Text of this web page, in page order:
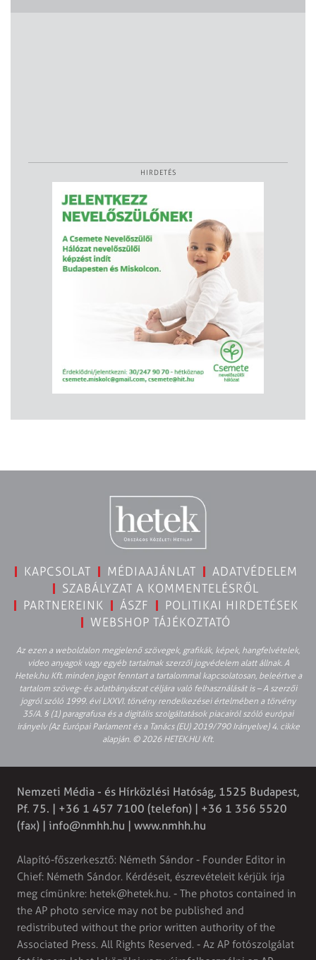
HIRDETÉS
KAPCSOLAT MÉDIAAJÁNLAT
ADATVÉDELEM
SZABÁLYZAT A KOMMENTELÉSRŐL
PARTNEREINK
ÁSZF
POLITIKAI HIRDETÉSEK
WEBSHOP TÁJÉKOZTATÓ
Az ezen a weboldalon megjelenő szövegek, grafikák, képek, hangfelvételek,
video anyagok vagy egyéb tartalmak szerzői jogvédelem alatt állnak. A
Hetek.hu Kft. minden jogot fenntart a tartalommal kapcsolatosan, beleértve a
tartalom szöveg- és adatbányászat céljára való felhasználását is – A szerzői
jogról szóló 1999. évi LXXVI. törvény rendelkezései értelmében a törvény
35/A. § (1) paragrafusa és a digitális szolgáltatások piacairól szóló európai
irányelv (Az Európai Parlament és a Tanács (EU) 2019/790 Irányelve) 4. cikke
alapján. © 2026 HETEK.HU Kft.
Nemzeti Média - és Hírközlési Hatóság, 1525 Budapest,
Pf. 75. | +36 1 457 7100 (telefon) | +36 1 356 5520
(fax) | info@nmhh.hu | www.nmhh.hu
Alapító-főszerkesztő: Németh Sándor - Founder Editor in
Chief: Németh Sándor. Kérdéseit, észrevételeit kérjük írja
meg címünkre: hetek@hetek.hu. - The photos contained in
the AP photo service may not be published and
redistributed without the prior written authority of the
Associated Press. All Rights Reserved. - Az AP fotószolgálat